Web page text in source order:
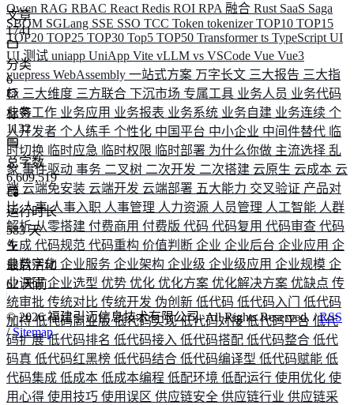
Qwen RAG RBAC React Redis ROI RPA 融合 Rust SaaS Saga
SBOM SGLang SSE SSO TCC Token tokenizerTOP10 TOP15
TOP20 TOP25 TOP30 Top5 TOP50 Transformerts TypeScript UI
UI 测试 uniapp UniApp Vite vLLM vs VSCode Vue Vue3
vuepress WebAssembly 一站式方案 万字长文 三大报告 三大指
标 三大维度 三方联合 下沉市场 专属工具 业务人员 业务代码
业务工作 业务应用 业务报表 业务系统 业务自建 业务连续 个
人开发者 个人练手 个性化 中国平台 中小企业 中间件替代 临
时切换 临时应急 临时权限 临时部署 为什么你做 主流选择 乱
象 事件驱动 事务 二叉树 二次开发 二次搭建 云原生 云成本 云
端 云端免安装 云端开发 云端部署 五大能力 交叉验证 产品对
比人事人事入职 人事管理 人力资源 人员管理 人工智能 人群
解析从零搭建 付费商用 付费版 代码 代码复用 代码审查 代码
生成 代码规范 代码重构 价值判断 企业 企业后台 企业应用 企
业数字化 企业服务 企业架构 企业级 企业级应用 企业规模 企
业调研企业选型 优势 优化 优化方案 优化解决方案 优缺点 传
统审批 传统对比 传统开发 伪创新 低代码 低代码入门 低代码
加持低代码商业版低代码实现低代码对接低代码平台 低代
码扩展低代码排名 低代码接入 低代码搭配 低代码整合 低代
码真 低代码红黑榜 低代码结合 低代码编译型 低代码赋能 低
代码集成 低成本 低成本编程 低配环境 低配运行 使用优化 使
用心得 使用技巧 使用误区 供应链安全 供应链行业 供应链采
文章
1741
分类
6
标签
1132
总字数
6,609,519
运行时长
583 天
最后活动
62 天前
©2026福建引迈信息技术有限公司. All Rights Reserved. /RSS
/Sitemap